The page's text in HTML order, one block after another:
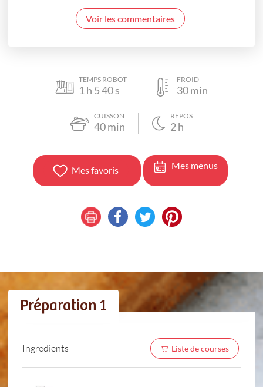
Voir les commentaires
TEMPS ROBOT
1 h 5 40s
FROID
30min
CUISSON
40min
REPOS
2h
Mes favoris Mes menus
Préparation 1
Ingredients Liste de courses